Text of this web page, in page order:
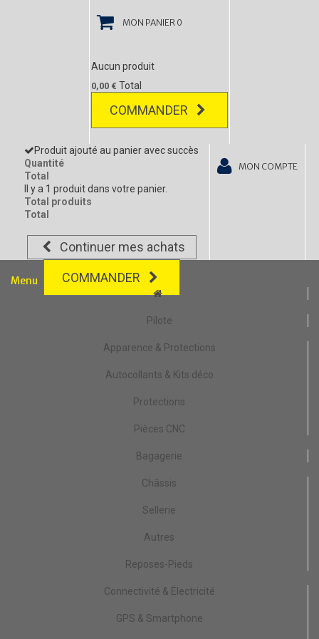
MON PANIER 0
Aucun produit
0,00 € Total
COMMANDER
Produit ajouté au panier avec succès
Quantité
Total
Il y a 1 produit dans votre panier.
Total produits
Total
Continuer mes achats
COMMANDER
MON COMPTE
Menu
Pilote
Apparence & Protections
Autocollants & Kits déco
Protections
Pièces CNC
Bagagerie
Châssis
Sellerie
Autres
Reposes-Pieds
Connectivité & Électricité
GPS & Smartphone